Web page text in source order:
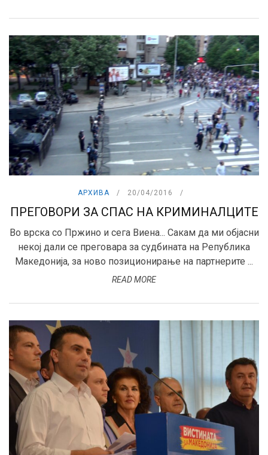
АРХИВА 20/04/2016
ПРЕГОВОРИ ЗА СПАС НА КРИМИНАЛЦИТЕ
Во врска со Пржино и сега Виена... Сакам да ми објасни
некој дали се преговара за судбината на Република
Македонија, за ново позиционирање на партнерите ...
READ MORE